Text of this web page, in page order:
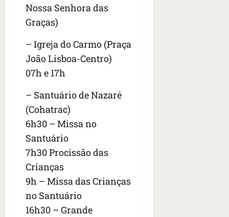
Nossa Senhora das
Graças)
– Igreja do Carmo (Praça
João Lisboa-Centro)
07h e 17h
– Santuário de Nazaré
(Cohatrac)
6h30 – Missa no
Santuário
7h30 Procissão das
Crianças
9h – Missa das Crianças
no Santuário
16h30 – Grande